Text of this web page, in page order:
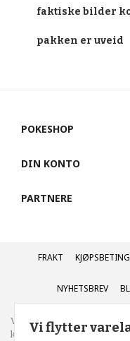
faktiske bilder
pakken er uveid
POKESHOP
DIN KONTO
PARTNERE
FRAKT
NYHETSBREV
Vår nettbutikk bruker
kjøpsopplevelse og vi kan
Vi flytter